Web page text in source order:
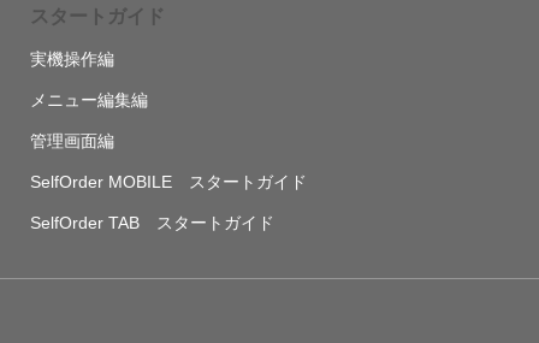
スタートガイド
実機操作編
メニュー編集編
管理画面編
SelfOrder MOBILE スタートガイド
SelfOrder TAB スタートガイド